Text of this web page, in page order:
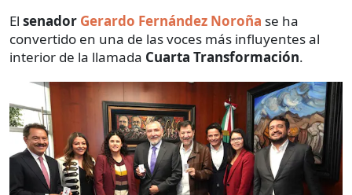
El senador Gerardo Fernández Noroña se ha
convertido en una de las voces más influyentes al
interior de la llamada Cuarta Transformación.